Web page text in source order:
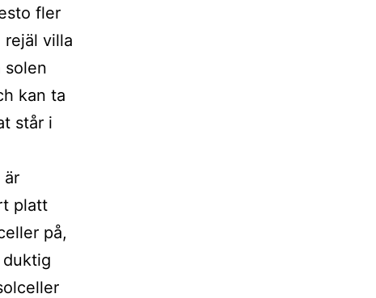
fler
rejäl villa
solen
kan ta
står i
är
platt
på,